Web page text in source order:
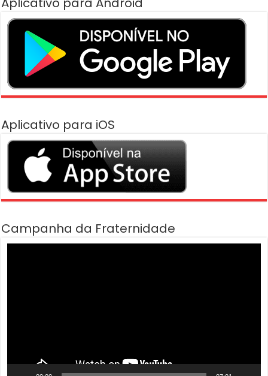
Aplicativo para iOS
Campanha da Fraternidade